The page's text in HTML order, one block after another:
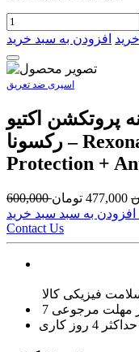
افزودن به سبد خرید
اسپری ضد تعریق
پروتکشن اکتیو
رکسونا – Rexona Men Motionsense Active
Protection +
600,000 477,000 تومان
Contact Us
فیزیکی کالا
مهلت مرجوعی
حداکثر 4 روز کاری